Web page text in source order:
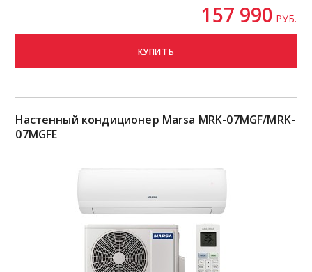
157 990 РУБ.
КУПИТЬ
Настенный кондиционер Marsa MRK-07MGF/MRK-
07MGFE